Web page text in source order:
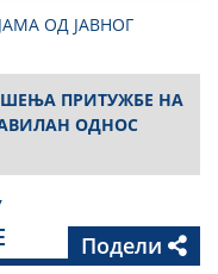
ОД ЈАВНОГ
ПРИТУЖБЕ НА
ОДНОС
Подели